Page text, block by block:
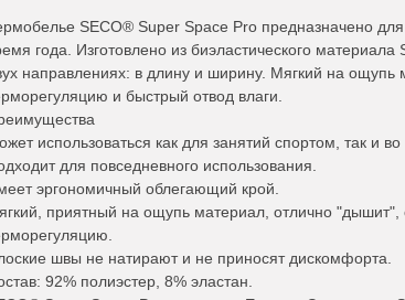
SECO® Super Space Pro предназначено
года. Изготовлено из биэластического
направлениях: в длину и ширину. Мягкий на ощупь
и быстрый отвод влаги.
использоваться как для занятий спортом, так и
для повседневного использования.
эргономичный облегающий крой.
приятный на ощупь материал, отлично "дышит",
швы не натирают и не приносят дискомфорта.
92% полиэстер, 8% эластан.